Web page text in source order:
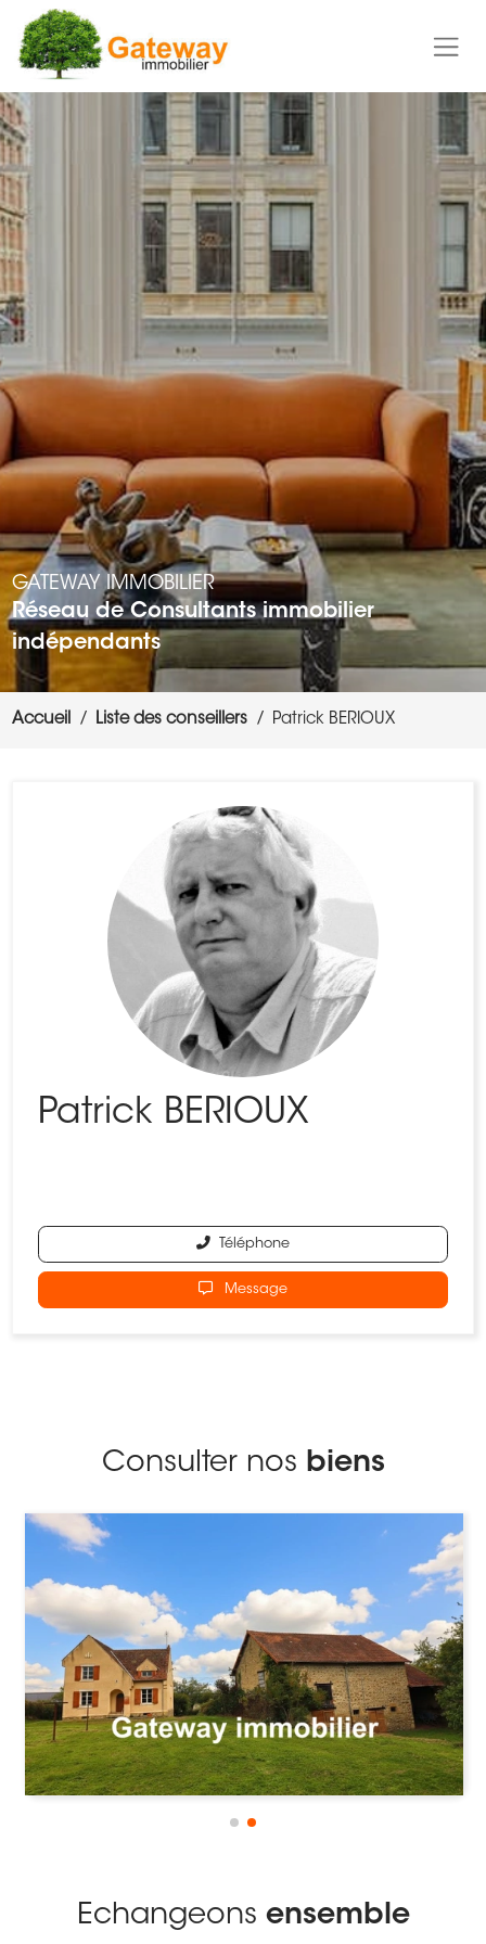
GATEWAY IMMOBILIER
Réseau de Consultants immobilier
indépendants
Accueil Liste des conseillers Patrick BERIOUX
Patrick BERIOUX
Téléphone
Message
Consulter nos biens
Echangeons ensemble